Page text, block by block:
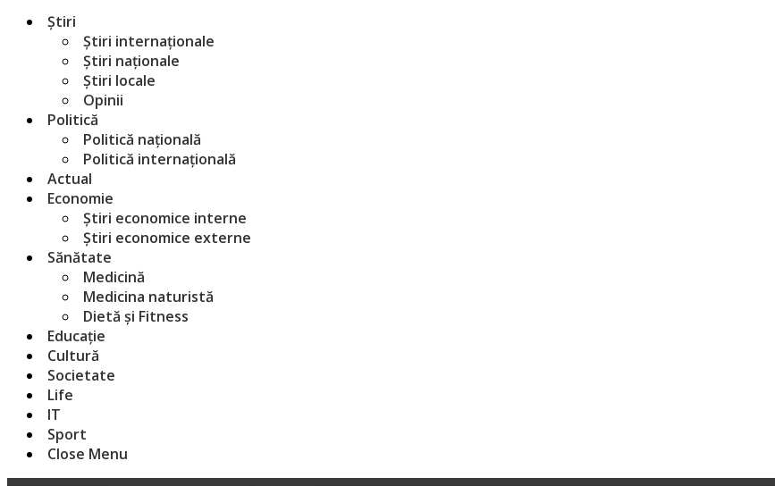
Știri
Știri internaționale
Știri naționale
Știri locale
Opinii
Politică
Politică națională
Politică internațională
Actual
Economie
Știri economice interne
Știri economice externe
Sănătate
Medicină
Medicina naturistă
Dietă și Fitness
Educație
Cultură
Societate
Life
IT
Sport
Close Menu